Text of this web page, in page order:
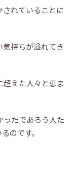
れていることに
持ちが溢れてき
えた人々と恵ま
たであろう人た
のです。